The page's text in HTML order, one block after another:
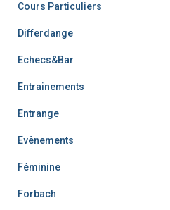
Cours Particuliers
Differdange
Echecs&Bar
Entrainements
Entrange
Evênements
Féminine
Forbach